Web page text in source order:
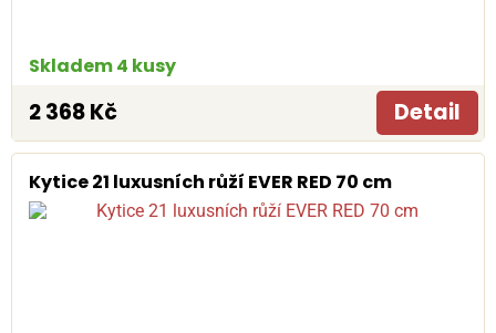
Skladem 4 kusy
2 368 Kč Detail
Kytice 21 luxusních růží EVER RED 70 cm